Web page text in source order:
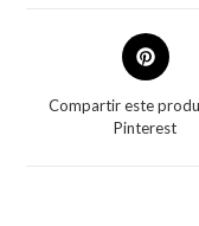
Compartir este
Pinterest